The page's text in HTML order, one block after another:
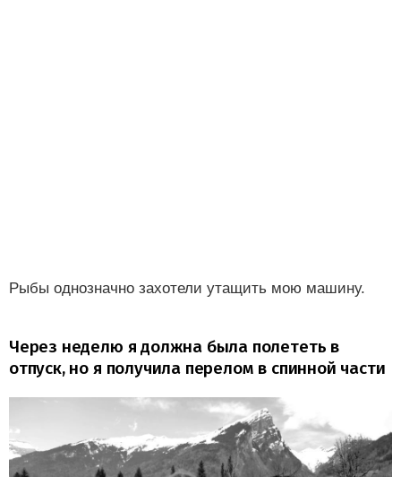
Рыбы однозначно захотели утащить мою машину.
Через неделю я должна была полететь в
отпуск, но я получила перелом в спинной части